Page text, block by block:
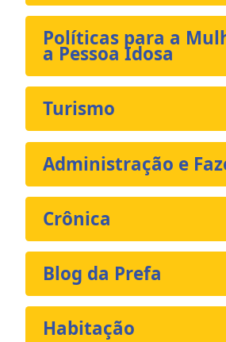
Políticas para a
a Pessoa Idosa
Turismo
Administração e
Crônica
Blog da Prefa
Habitação